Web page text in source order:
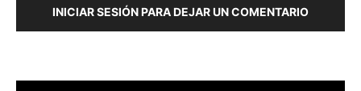
INICIAR SESIÓN PARA DEJAR UN COMENTARIO